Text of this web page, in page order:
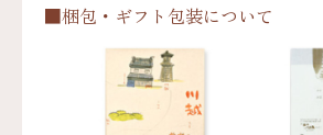
■梱包・ギフト包装について